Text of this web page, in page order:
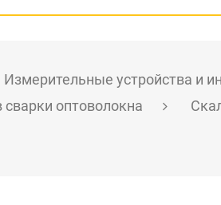
Измерительные устройства и
оптоволокна